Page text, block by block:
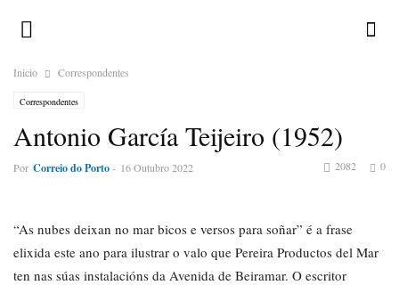
Inicio Correspondentes
Correspondentes
Antonio García Teijeiro (1952)
Por Correio do Porto- 16 Outubro 2022 0
2082
“As nubes deixan no mar bicos e versos para soñar” é a frase
elixida este ano para ilustrar o valo que Pereira Productos del Mar
ten nas súas instalacións da Avenida de Beiramar. O escritor